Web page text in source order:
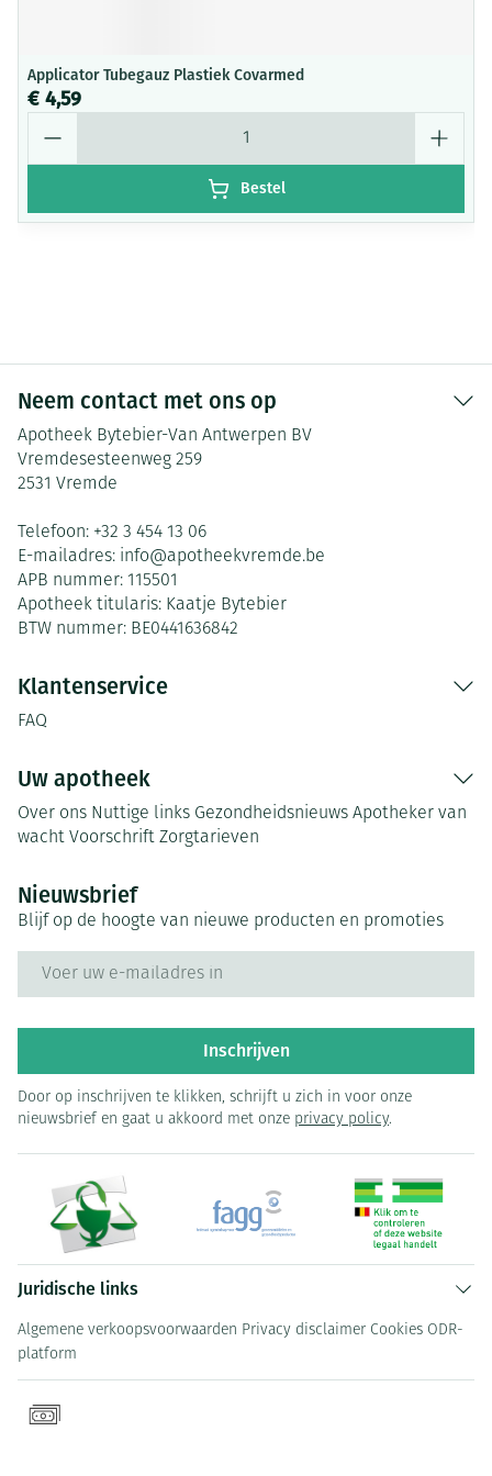
Applicator Tubegauz Plastiek Covarmed
€ 4,59
Bestel
Neem contact met ons op
Apotheek Bytebier-Van Antwerpen BV
Vremdesesteenweg 259
2531 Vremde
Telefoon: +32 3 454 13 06
E-mailadres: info@apotheekvremde.be
APB nummer: 115501
Apotheek titularis: Kaatje Bytebier
BTW nummer: BE0441636842
Klantenservice
FAQ
Uw apotheek
Over ons Nuttige links Gezondheidsnieuws Apotheker van
wacht Voorschrift Zorgtarieven
Nieuwsbrief
Blijf op de hoogte van nieuwe producten en promoties
Inschrijven
Door op inschrijven te klikken, schrijft u zich in voor onze
nieuwsbrief en gaat u akkoord met onze privacy policy.
Juridische links
Algemene verkoopsvoorwaarden Privacy disclaimer Cookies ODR-
platform